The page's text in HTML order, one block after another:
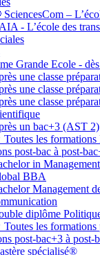
SciencesCom –
- L’école des
Grande Ecole -
une classe
une classe
une classe
un bac+3 (AST 2)
Toutes les formations
post-bac à post-
in Management
BBA
Management
diplôme
Toutes les formations
post-bac+3 à post-
spécialisé®